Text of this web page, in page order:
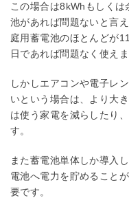
この場合は8kWhもしく
池があれば問題ないと言
庭用蓄電池のほとんどが
日であれば問題なく使えま
しかしエアコンや電子レ
いという場合は、より大
は使う家電を減らしたり
す。
また蓄電池単体しか導入
電池へ電力を貯めること
要です。